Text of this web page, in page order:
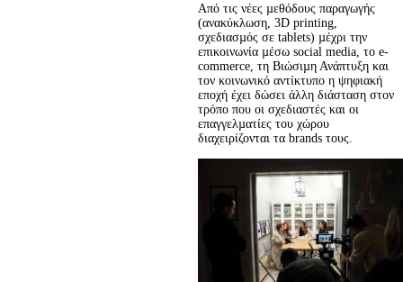
Από τις νέες µεθόδους παραγωγής
(ανακύκλωση, 3D printing,
σχεδιασµός σε tablets) µέχρι την
επικοινωνία µέσω social media, το e-
commerce, τη Βιώσιµη Ανάπτυξη και
τον κοινωνικό αντίκτυπο η ψηφιακή
εποχή έχει δώσει άλλη διάσταση στον
τρόπο που οι σχεδιαστές και οι
επαγγελµατίες του χώρου
διαχειρίζονται τα brands τους.